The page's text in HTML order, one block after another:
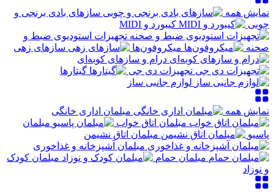
نمایش همه
سازهای بادی برنجی و
چوبی
کیبورد و MIDI
تجهیزات استودیوی ضبط و
صحنه
میکروفون‌ها
سازهای زهی
درام و سازهای کوبه‌ای
تجهیزات دی جی
گیتارها
لوازم جانبی ساز
نمایش همه
مبلمان اداری خانگی
مبلمان اتاق خواب
مبلمان
پاسیو
مبلمان اتاق نشیمن
مبلمان آشپزخانه و غذاخوری
مبلمان حمام
مبلمان کودک
و نوزاد